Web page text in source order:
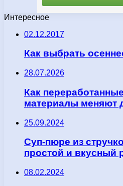
Интересное
02.12.2017
Как выбрать
28.07.2026
Как
материалы меняют
25.09.2024
Суп-пюре из
простой и вкусный
08.02.2024